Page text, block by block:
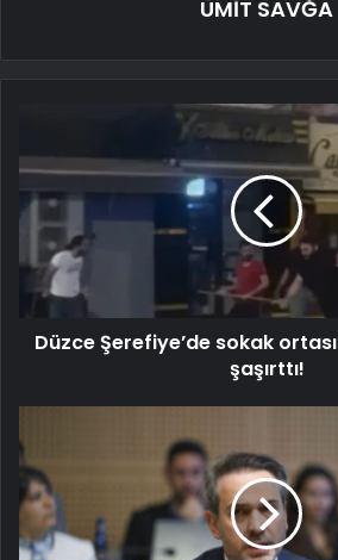
ÜMİT SAVĞA
Düzce Şerefiye’de sokak
şaşırttı!